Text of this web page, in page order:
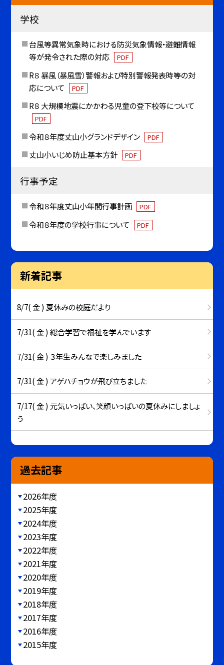
学校
台風等異常気象時における防災気象情報・避難情報
等が発令された際の対応
PDF
R８ 暴風（暴風雪）警報および特別警報発表時等の対
応について
PDF
R８ 大規模地震にかかわる児童の登下校等について
PDF
令和８年度丈山小グランドデザイン PDF
丈山小いじめ防止基本方針 PDF
行事予定
令和８年度丈山小年間行事計画 PDF
令和８年度の学校行事について PDF
新着記事
8/7( 金 ) 夏休みの校庭だより
7/31( 金 ) 総合学習で福祉を学んでいます
7/31( 金 ) ３年生みんなで楽しみました
7/31( 金 ) アゲハチョウが飛び立ちました
7/17( 金 ) 元気いっぱい、笑顔いっぱいの夏休みにしましょ
う
過去記事
2026年度
2025年度
2024年度
2023年度
2022年度
2021年度
2020年度
2019年度
2018年度
2017年度
2016年度
2015年度